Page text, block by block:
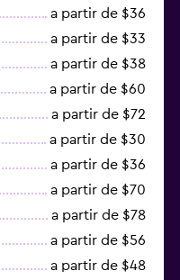
a partir de $36
a partir de $33
a partir de $38
a partir de $60
a partir de $72
a partir de $30
a partir de $36
a partir de $70
a partir de $78
a partir de $56
a partir de $48